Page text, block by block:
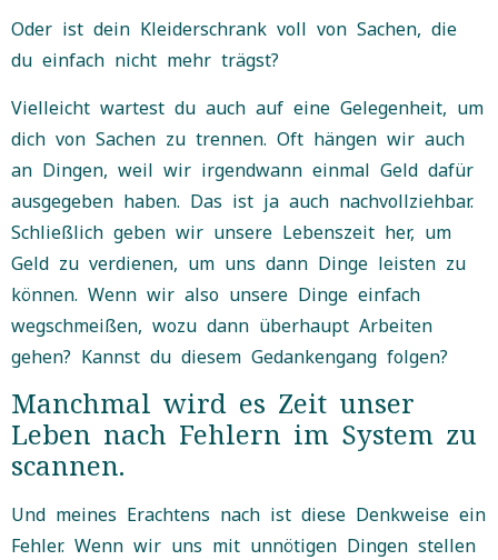
Oder ist dein Kleiderschrank voll von Sachen, die
du einfach nicht mehr trägst?
Vielleicht wartest du auch auf eine Gelegenheit, um
dich von Sachen zu trennen. Oft hängen wir auch
an Dingen, weil wir irgendwann einmal Geld dafür
ausgegeben haben. Das ist ja auch nachvollziehbar.
Schließlich geben wir unsere Lebenszeit her, um
Geld zu verdienen, um uns dann Dinge leisten zu
können. Wenn wir also unsere Dinge einfach
wegschmeißen, wozu dann überhaupt Arbeiten
gehen? Kannst du diesem Gedankengang folgen?
Manchmal wird es Zeit unser
Leben nach Fehlern im System zu
scannen.
Und meines Erachtens nach ist diese Denkweise ein
Fehler. Wenn wir uns mit unnötigen Dingen stellen